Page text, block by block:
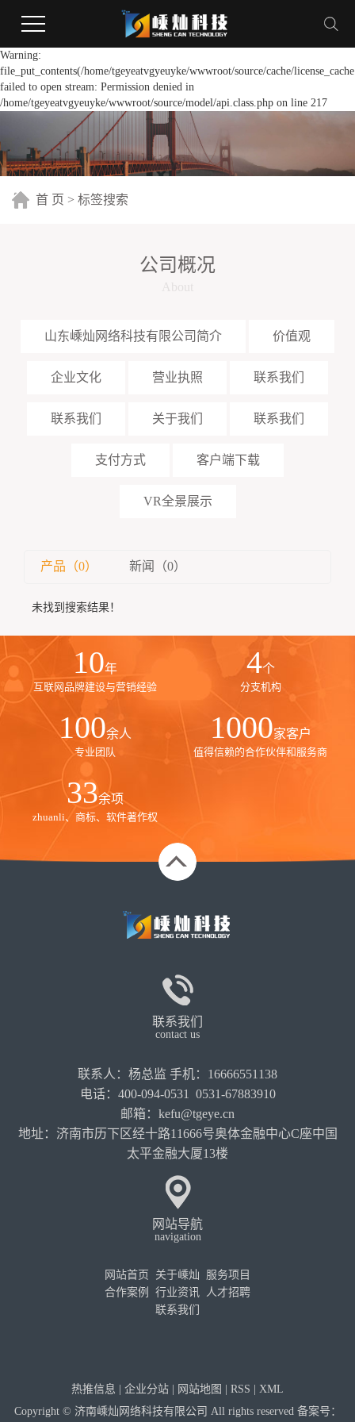
Warning:
file_put_contents(/home/tgeyeatvgyeuyke/wwwroot/source/cache/
failed to open stream: Permission denied in
/home/tgeyeatvgyeuyke/wwwroot/source/model/api.class.php on line 217
首 页 > 标签搜索
公司概况
山东嵊灿网络科技有限公司简介 价值观
企业文化 营业执照 联系我们
联系我们 关于我们 联系我们
支付方式 客户端下载
VR全景展示
产品（0） 新闻（0）
未找到搜索结果！
10年
互联网品牌建设与营销经验
4个
分支机构
100余人
专业团队
1000家客户
值得信赖的合作伙伴和服务商
35余项
zhuanli、商标、软件著作权
联系我们
contact us
联系人：杨总监 手机：16666551138
电话：400-094-0531 0531-67883910
邮箱：kefu@tgeye.cn
地址：济南市历下区经十路11666号奥体金融中心C座中国
太平金融大厦13楼
网站导航
navigation
网站首页 关于嵊灿
服务项目
合作案例
行业资讯
人才招聘
联系我们
热推信息 | 企业分站 | 网站地图 | RSS | XML
Copyright © 济南嵊灿网络科技有限公司 All rights reserved 备案号：